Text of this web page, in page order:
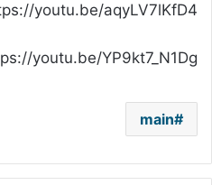
youtu.be/aqyLV7lKfD4
youtu.be/YP9kt7_N1Dg
main